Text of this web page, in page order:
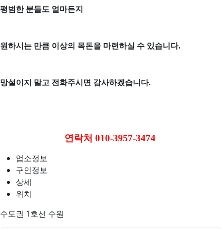
평범한 분들도 얼마든지
원하시는 만큼 이상의 목돈을 마련하실 수 있습니다.
망설이지 말고 전화주시면 감사하겠습니다.
연락처 010-3957-3474
업소정보
구인정보
상세
위치
수도권 1호선 수원